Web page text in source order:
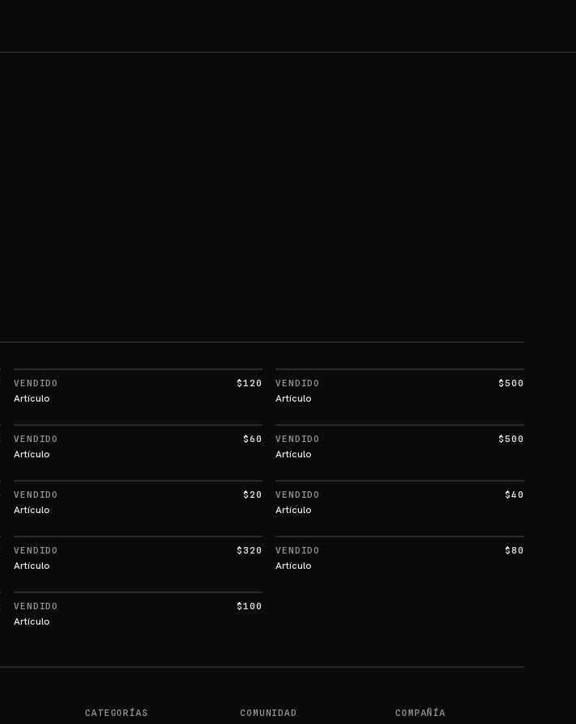
VENDIDO $120
Artículo
VENDIDO $500
Artículo
VENDIDO $60
Artículo
VENDIDO $500
Artículo
VENDIDO $20
Artículo
VENDIDO $40
Artículo
VENDIDO $320
Artículo
VENDIDO $80
Artículo
VENDIDO $100
Artículo
CATEGORÍAS COMUNIDAD COMPAÑÍA